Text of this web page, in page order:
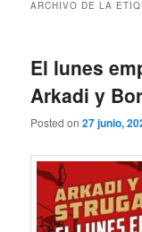
ARCHIVO DE LA
El lunes
Arkadi y
Posted on27 junio,